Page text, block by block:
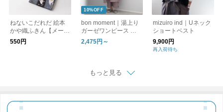
ねないこだれだ 絵本
かや織ふきん【メール
便可】
550円
10%OFF
bon moment｜湯上り
ガーゼワンピース ル
ームワンピース
2,475円～
mizuiro ind｜Uネック
ショートベスト
9,900円
再入荷待ち
もっと見る